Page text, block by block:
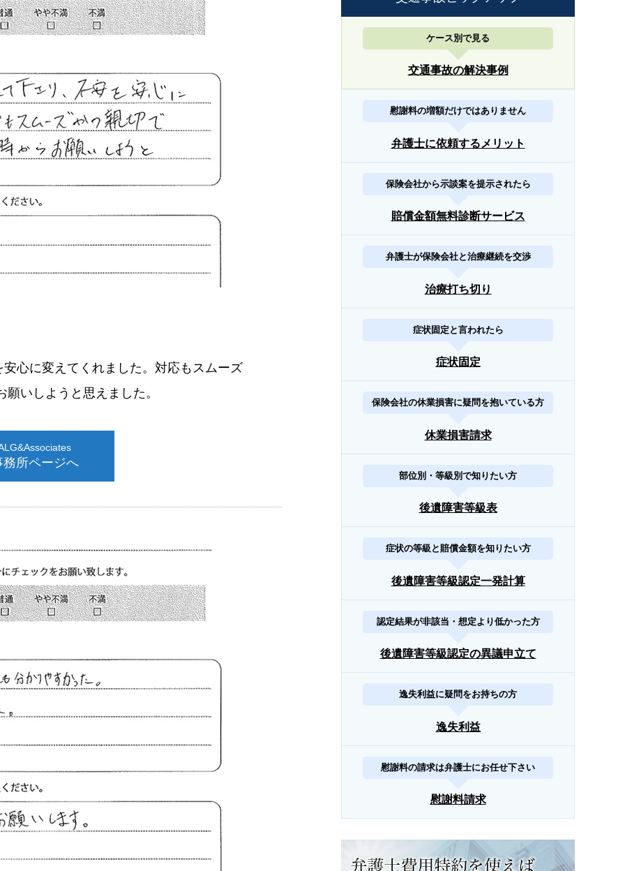
心に変えてくれました。対応もスムーズ
いしようと思えました。
所ページへ
ケース別で見る
交通事故の解決事例
慰謝料の増額だけではありません
弁護士に依頼するメリット
保険会社から示談案を提示されたら
賠償金額無料診断サービス
弁護士が保険会社と治療継続を交渉
治療打ち切り
症状固定と言われたら
症状固定
保険会社の休業損害に疑問を抱いている方
休業損害請求
部位別・等級別で知りたい方
後遺障害等級表
症状の等級と賠償金額を知りたい方
後遺障害等級認定一発計算
認定結果が非該当・想定より低かった方
後遺障害等級認定の異議申立て
逸失利益に疑問をお持ちの方
逸失利益
慰謝料の請求は弁護士にお任せ下さい
慰謝料請求